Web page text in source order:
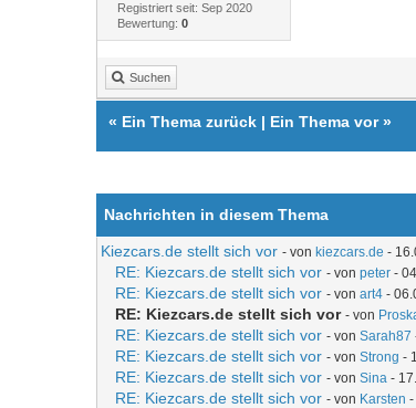
Registriert seit: Sep 2020
Bewertung: 0
Suchen
« Ein Thema zurück | Ein Thema vor»
Nachrichten in diesem Thema
Kiezcars.de stellt sich vor - von kiezcars.de -
RE: Kiezcars.de stellt sich vor - von peter -
RE: Kiezcars.de stellt sich vor - von art4 -
RE: Kiezcars.de stellt sich vor - von
RE: Kiezcars.de stellt sich vor - von Sarah87
RE: Kiezcars.de stellt sich vor - von Strong -
RE: Kiezcars.de stellt sich vor - von Sina -
RE: Kiezcars.de stellt sich vor - von Karsten -